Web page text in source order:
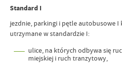
Standard I
jezdnie, parkingi i pętle autobusowe I
utrzymane w standardzie I:
ulice, na których odbywa się
miejskiej i ruch tranzytowy,